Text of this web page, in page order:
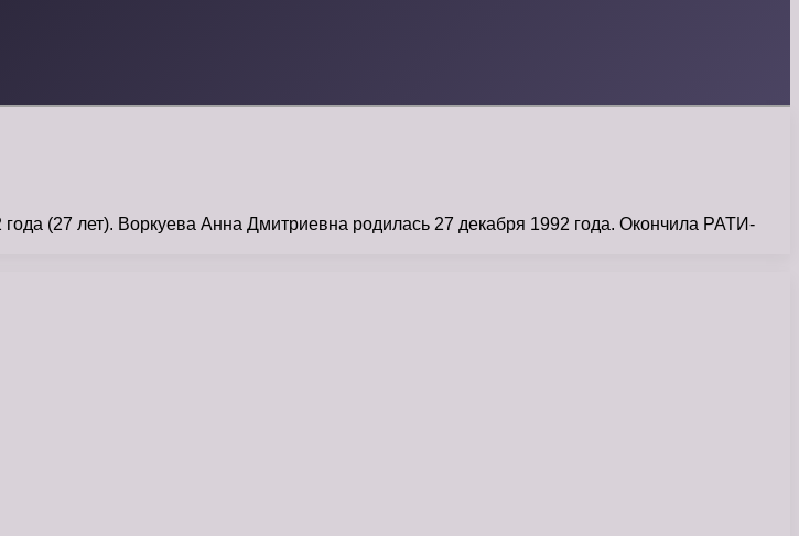
(27 лет). Воркуева Анна Дмитриевна родилась 27 декабря 1992 года. Окончила РАТИ-